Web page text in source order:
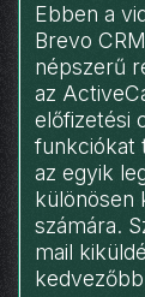
Ebben a
Brevo
népszerű
az
előfizetési
funkciókat
az egyik
különösen
számára.
mail